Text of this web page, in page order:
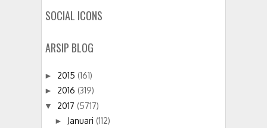
SOCIAL ICONS
ARSIP BLOG
► 2015 (161)
► 2016 (319)
▼ 2017 (5717)
► Januari (112)